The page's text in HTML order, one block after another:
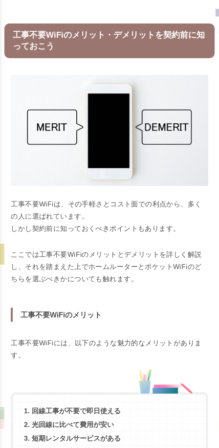
工事不要WiFiのメリット・デメリットを契約前に知
っておこう
工事不要WiFiは、その手軽さとコスト面での利点から、多く
の人に選ばれています。
しかし契約前に知っておくべきポイントもあります。
ここでは工事不要WiFiのメリットとデメリットを詳しく解説
し、それを踏まえた上でホームルーターとポケットWiFiのど
ちらを選ぶべきかについても触れます。
工事不要WiFiのメリット
工事不要WiFiには、以下のような魅力的なメリットがありま
す。
回線工事が不要で即日使える
光回線に比べて費用が安い
短期レンタルサービスがある